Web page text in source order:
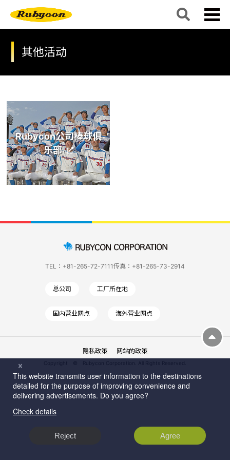
其他活动
Rubycon公司棒球俱
乐部
TEL：+81-265-72-7111传真：+81-265-73-2914
总公司 工厂所在地
国内营业网点 海外营业网点
隐私政策 网站的政策
Copyright © Rubycon Corporation. All Rights Reserved.